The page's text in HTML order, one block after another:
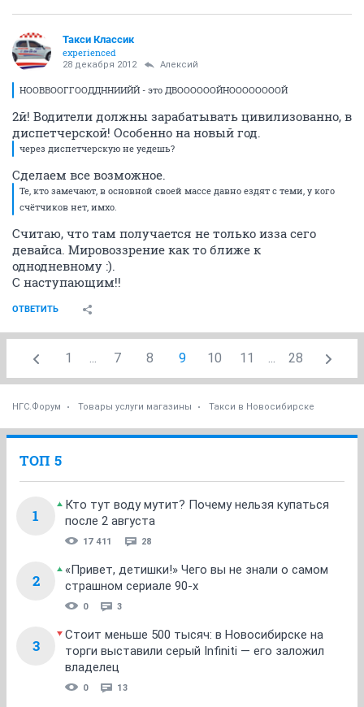
Такси Классик
experienced
28 декабря 2012 Алексий
НООВВООГГООДДННИИЙЙ - это ДВООООООЙНООООООООЙ
2й! Водители должны зарабатывать цивилизованно, в
диспетчерской! Особенно на новый год.
через диспетчерскую не уедешь?
Сделаем все возможное.
Те, кто замечают, в основной своей массе давно ездят с теми, у кого
счётчиков нет, имхо.
Считаю, что там получается не только изза сего
девайса. Мировоззрение как то ближе к
однодневному :).
С наступающим!!
ОТВЕТИТЬ
1 ... 7 8 9 10 11 ... 28
НГС.Форум Товары услуги магазины Такси в Новосибирске
ТОП 5
1
Кто тут воду мутит? Почему нельзя купаться
после 2 августа
17 411 28
2
«Привет, детишки!» Чего вы не знали о самом
страшном сериале 90-х
0 3
3
Стоит меньше 500 тысяч: в Новосибирске на
торги выставили серый Infiniti — его заложил
владелец
0 13